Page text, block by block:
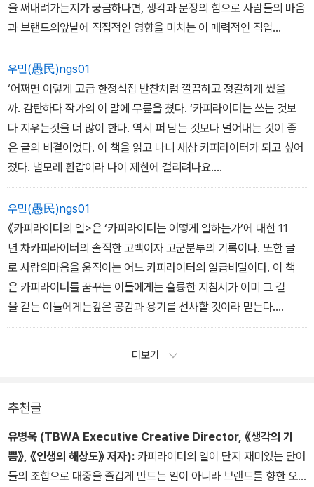
을 써내려가는지가 궁금하다면, 생각과 문장의 힘으로 사람들의 마음
과 브랜드의앞날에 직접적인 영향을 미치는 이 매력적인 직업
을 더 알고 싶은 후배들이 있다면, 망설임 없이 일독을 권한다.
-유병욱, TBWA Executive CD, <생각의 기쁨> 저자
우민(愚民)ngs01
‘어쩌면 이렇게 고급 한정식집 반찬처럼 깔끔하고 정갈하게 썼을
까. 감탄하다 작가의 이 말에 무릎을 쳤다. ‘카피라이터는 쓰는 것보
다 지우는것을 더 많이 한다. 역시 퍼 담는 것보다 덜어내는 것이 좋
은 글의 비결이었다. 이 책을 읽고 나니 새삼 카피라이터가 되고 싶어
졌다. 낼모레 환갑이라 나이 제한에 걸리려나요.
-권남희, 스타벅스 일기》 《혼자여서 좋은 직업》 저자
우민(愚民)ngs01
《카피라이터의 일>은 ‘카피라이터는 어떻게 일하는가‘에 대한 11
년 차카피라이터의 솔직한 고백이자 고군분투의 기록이다. 또한 글
로 사람의마음을 움직이는 어느 카피라이터의 일급비밀이다. 이 책
은 카피라이터를 꿈꾸는 이들에게는 훌륭한 지침서가 이미 그 길
을 걷는 이들에게는깊은 공감과 용기를 선사할 것이라 믿는다.
안성은, 브랜드보이앤파트너스 대표, <MIX> 저자
더보기
추천글
유병욱 (TBWA Executive Creative Director, 《생각의 기
쁨》, 《인생의 해상도》 저자): 카피라이터의 일이 단지 재미있는 단어
들의 조합으로 대중을 즐겁게 만드는 일이 아니라 브랜드를 향한 오